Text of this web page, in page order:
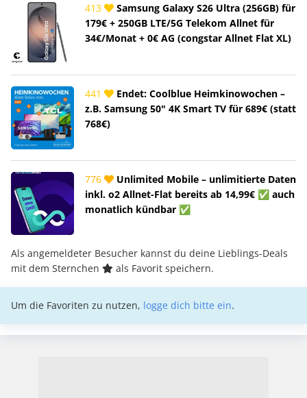
413
Samsung Galaxy S26 Ultra (256GB) für
179€ + 250GB LTE/5G Telekom Allnet für
34€/Monat + 0€ AG (congstar Allnet Flat XL)
441
Endet: Coolblue Heimkinowochen –
z.B. Samsung 50" 4K Smart TV für 689€ (statt
768€)
776
Unlimited Mobile – unlimitierte Daten
inkl. o2 Allnet-Flat bereits ab 14,99€ ✅ auch
monatlich kündbar ✅
Als angemeldeter Besucher kannst du deine Lieblings-Deals
mit dem Sternchen
als Favorit speichern.
Um die Favoriten zu nutzen, logge dich bitte ein.